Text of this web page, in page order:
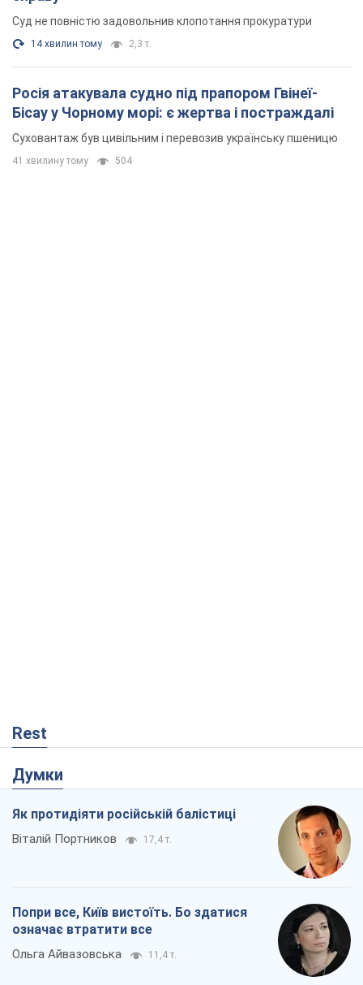
Суд не повністю задовольнив клопотання прокуратури
14 хвилин тому 2,3 т.
Росія атакувала судно під прапором Гвінеї-
Бісау у Чорному морі: є жертва і постраждалі
Суховантаж був цивільним і перевозив українську пшеницю
41 хвилину тому 504
Rest
Думки
Як протидіяти російській балістиці
Віталій Портников 17,4 т.
Попри все, Київ вистоїть. Бо здатися
означає втратити все
Ольга Айвазовська 11,4 т.